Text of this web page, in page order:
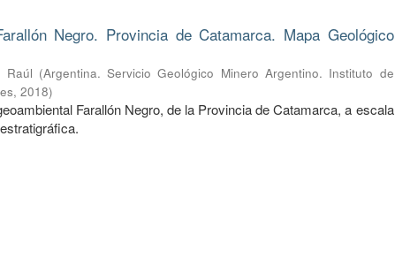
Negro. Provincia de Catamarca. Mapa Geológico
Raúl (Argentina. Servicio Geológico Minero Argentino. Instituto de
,2018)
Farallón Negro, de la Provincia de Catamarca, a escala